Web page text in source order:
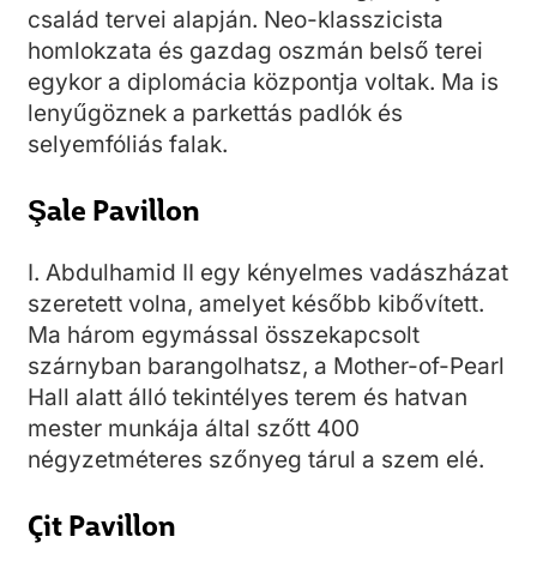
család tervei alapján. Neo-klasszicista
homlokzata és gazdag oszmán belső terei
egykor a diplomácia központja voltak. Ma is
lenyűgöznek a parkettás padlók és
selyemfóliás falak.
Şale Pavillon
I. Abdulhamid II egy kényelmes vadászházat
szeretett volna, amelyet később kibővített.
Ma három egymással összekapcsolt
szárnyban barangolhatsz, a Mother-of-Pearl
Hall alatt álló tekintélyes terem és hatvan
mester munkája által szőtt 400
négyzetméteres szőnyeg tárul a szem elé.
Çit Pavillon